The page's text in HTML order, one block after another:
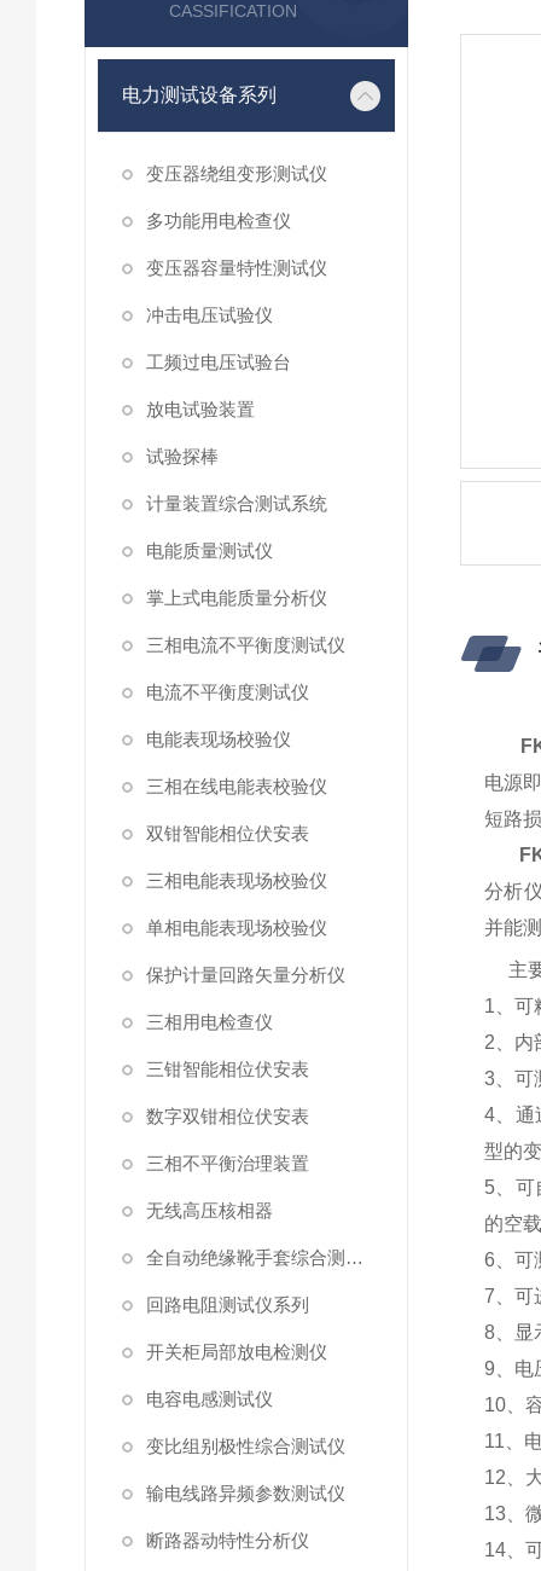
CASSIFICATION
电力测试设备系列
变压器绕组变形测试仪
多功能用电检查仪
变压器容量特性测试仪
冲击电压试验仪
工频过电压试验台
放电试验装置
试验探棒
计量装置综合测试系统
电能质量测试仪
掌上式电能质量分析仪
三相电流不平衡度测试仪
电流不平衡度测试仪
电能表现场校验仪
三相在线电能表校验仪
双钳智能相位伏安表
三相电能表现场校验仪
单相电能表现场校验仪
保护计量回路矢量分析仪
三相用电检查仪
三钳智能相位伏安表
数字双钳相位伏安表
三相不平衡治理装置
无线高压核相器
全自动绝缘靴手套综合测试仪
回路电阻测试仪系列
开关柜局部放电检测仪
电容电感测试仪
变比组别极性综合测试仪
输电线路异频参数测试仪
断路器动特性分析仪
电源
短路
分析
并能
主
1、可
2、内
3、可
4、通
型的
5、可
的空
6、可
7、可
8、显
9、电
10、
11、
12、
13、
14、